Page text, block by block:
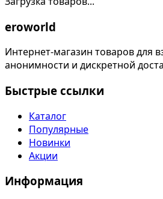
eroworld
Интернет-магазин товаров для
анонимности и дискретной
Быстрые ссылки
Каталог
Популярные
Новинки
Акции
Информация